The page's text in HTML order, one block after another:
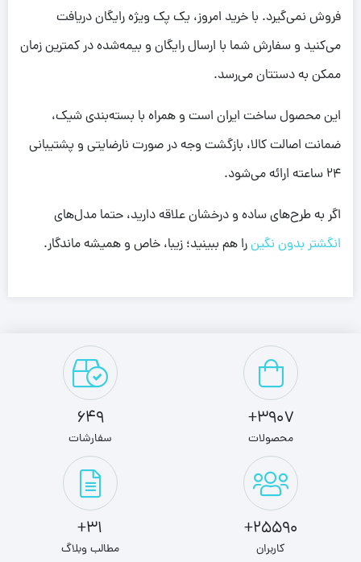
فروش نمی‌گیرد. با خرید امروز، یک پک ویژه رایگان دریافت
می‌کنید و سفارش شما با ارسال رایگان و بیمه‌شده در کمترین زمان
ممکن به دستتان می‌رسد.
این محصول ساخت ایران است و همراه با بسته‌بندی شیک،
ضمانت اصالت کالا، بازگشت وجه در صورت نارضایتی و پشتیبانی
24 ساعته ارائه می‌شود.
اگر به طرح‌های ساده و درخشان علاقه دارید، حتما مدل‌های
انگشتر بدون نگینرا هم ببینید؛ زیبا، خاص و همیشه ماندگار.
3907+
محصولات
649
سفارشات
25590+
کاربران
31+
مطالب وبلاگ